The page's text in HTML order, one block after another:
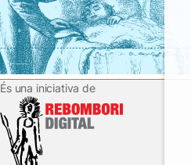
És una iniciativa de